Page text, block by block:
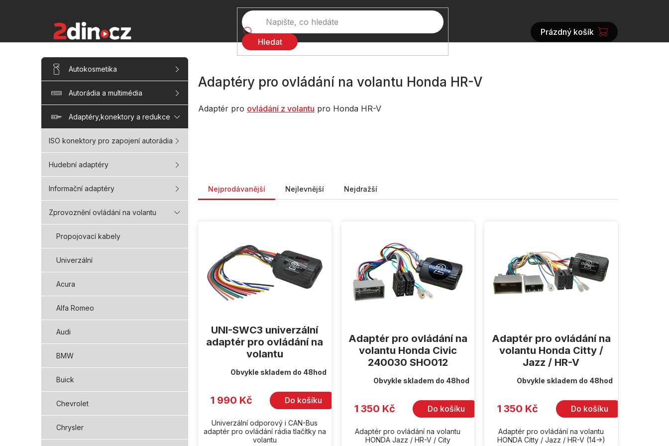
Hledat
NÁKUPNÍ
Prázdný košík
P
s
r
n
í
l
Přeskočit
kategorieAutokosmetika
Autorádia a multimédia
Adaptéry,konektory a redukce
ISO konektory pro zapojení autorádia
Hudební adaptéry
Informační adaptéry
Zprovoznění ovládání na volantu
Propojovací kabely
Univerzální
Acura
Alfa Romeo
Audi
BMW
Buick
Chevrolet
Chrysler
Adaptéry pro ovládání na volantu Honda HR-V
Adaptér pro ovládání z volantu pro Honda HR-V
Nejprodávanější Nejlevnější Nejdražší
UNI-SWC3 univerzální
adaptér pro ovládání na
volantu
Obvykle skladem do 48hod
1 990 Kč Do košíku
Univerzální odporový i CAN-Bus
adaptér pro ovládání rádia tlačítky na
volantu
Adaptér pro ovládání na
volantu Honda Civic
240030 SHO012
Obvykle skladem do 48hod
1 350 Kč Do košíku
Adaptér pro ovládání na volantu
HONDA Jazz / HR-V / City
Adaptér pro ovládání na
volantu Honda Citty /
Jazz / HR-V
Obvykle skladem do 48hod
1 350 Kč Do košíku
Adaptér pro ovládání na volantu
HONDA Citty / Jazz / HR-V (14->)